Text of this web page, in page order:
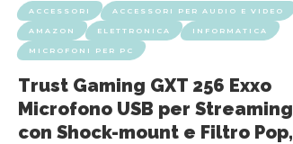
ACCESSORI ACCESSORI PER AUDIO E VIDEO
AMAZON ELETTRONICA INFORMATICA
MICROFONI PER PC
Trust Gaming GXT 256 Exxo
Microfono USB per Streaming
con Shock-mount e Filtro Pop,